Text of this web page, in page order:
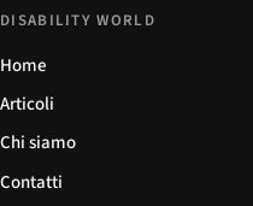
DISABILITY WORLD
Home
Articoli
Chi siamo
Contatti